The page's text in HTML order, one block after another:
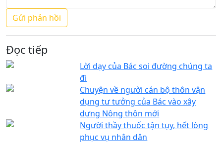
Đọc tiếp
Lời dạy của Bác soi đường chúng ta
đi
Chuyện về người cán bộ thôn vận
dụng tư tưởng của Bác vào xây
dựng Nông thôn mới
Người thầy thuốc tận tụy, hết lòng
phục vụ nhân dân